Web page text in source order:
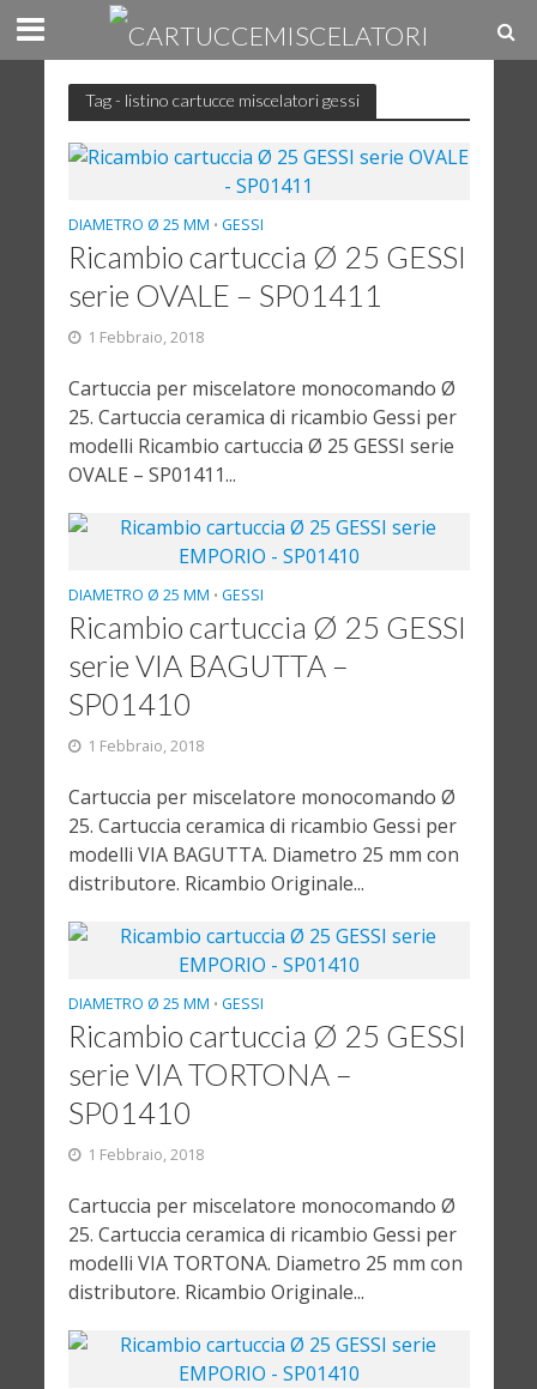
Tag - listino cartucce miscelatori gessi
DIAMETRO Ø 25 MM • GESSI
Ricambio cartuccia Ø 25 GESSI
serie OVALE – SP01411
1 Febbraio, 2018
Cartuccia per miscelatore monocomando Ø
25. Cartuccia ceramica di ricambio Gessi per
modelli Ricambio cartuccia Ø 25 GESSI serie
OVALE – SP01411...
DIAMETRO Ø 25 MM • GESSI
Ricambio cartuccia Ø 25 GESSI
serie VIA BAGUTTA –
SP01410
1 Febbraio, 2018
Cartuccia per miscelatore monocomando Ø
25. Cartuccia ceramica di ricambio Gessi per
modelli VIA BAGUTTA. Diametro 25 mm con
distributore. Ricambio Originale...
DIAMETRO Ø 25 MM • GESSI
Ricambio cartuccia Ø 25 GESSI
serie VIA TORTONA –
SP01410
1 Febbraio, 2018
Cartuccia per miscelatore monocomando Ø
25. Cartuccia ceramica di ricambio Gessi per
modelli VIA TORTONA. Diametro 25 mm con
distributore. Ricambio Originale...